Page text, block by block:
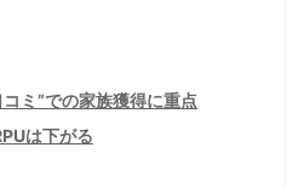
ミ”での家族獲得に重点
は下がる